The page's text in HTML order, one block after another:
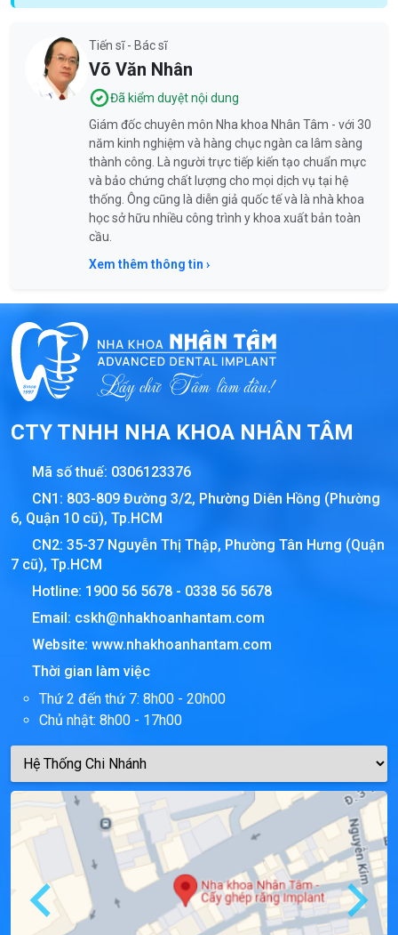
Tiến sĩ - Bác sĩ
Võ Văn Nhân
Đã kiểm duyệt nội dung
Giám đốc chuyên môn Nha khoa Nhân Tâm - với 30
năm kinh nghiệm và hàng chục ngàn ca lâm sàng
thành công. Là người trực tiếp kiến tạo chuẩn mực
và bảo chứng chất lượng cho mọi dịch vụ tại hệ
thống. Ông cũng là diễn giả quốc tế và là nhà khoa
học sở hữu nhiều công trình y khoa xuất bản toàn
cầu.
Xem thêm thông tin ›
CTY TNHH NHA KHOA NHÂN TÂM
Mã số thuế: 0306123376
CN1: 803-809 Đường 3/2, Phường Diên Hồng (Phường
6, Quận 10 cũ), Tp.HCM
CN2: 35-37 Nguyễn Thị Thập, Phường Tân Hưng (Quận
7 cũ), Tp.HCM
Hotline: 1900 56 5678 - 0338 56 5678
Email: cskh@nhakhoanhantam.com
Website: www.nhakhoanhantam.com
Thời gian làm việc
Thứ 2 đến thứ 7: 8h00 - 20h00
Chủ nhật: 8h00 - 17h00